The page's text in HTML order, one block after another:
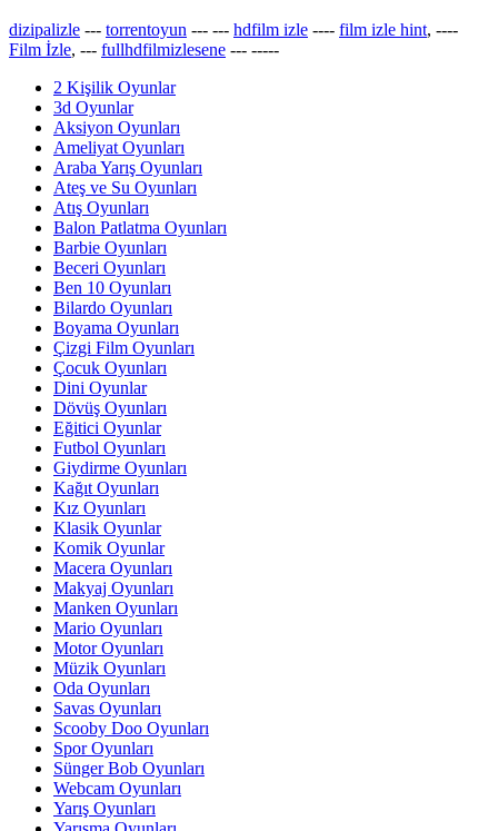
dizipalizle --- torrentoyun --- --- hdfilm izle ---- film izle hint, ----
Film İzle, --- fullhdfilmizlesene --- -----
2 Kişilik Oyunlar
3d Oyunlar
Aksiyon Oyunları
Ameliyat Oyunları
Araba Yarış Oyunları
Ateş ve Su Oyunları
Atış Oyunları
Balon Patlatma Oyunları
Barbie Oyunları
Beceri Oyunları
Ben 10 Oyunları
Bilardo Oyunları
Boyama Oyunları
Çizgi Film Oyunları
Çocuk Oyunları
Dini Oyunlar
Dövüş Oyunları
Eğitici Oyunlar
Futbol Oyunları
Giydirme Oyunları
Kağıt Oyunları
Kız Oyunları
Klasik Oyunlar
Komik Oyunlar
Macera Oyunları
Makyaj Oyunları
Manken Oyunları
Mario Oyunları
Motor Oyunları
Müzik Oyunları
Oda Oyunları
Savas Oyunları
Scooby Doo Oyunları
Spor Oyunları
Sünger Bob Oyunları
Webcam Oyunları
Yarış Oyunları